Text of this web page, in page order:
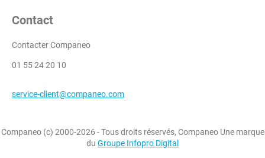
Contact
Contacter Companeo
01 55 24 20 10
service-client@companeo.com
Companeo (c) 2000-2026 - Tous droits réservés, Companeo Une marque
du Groupe Infopro Digital